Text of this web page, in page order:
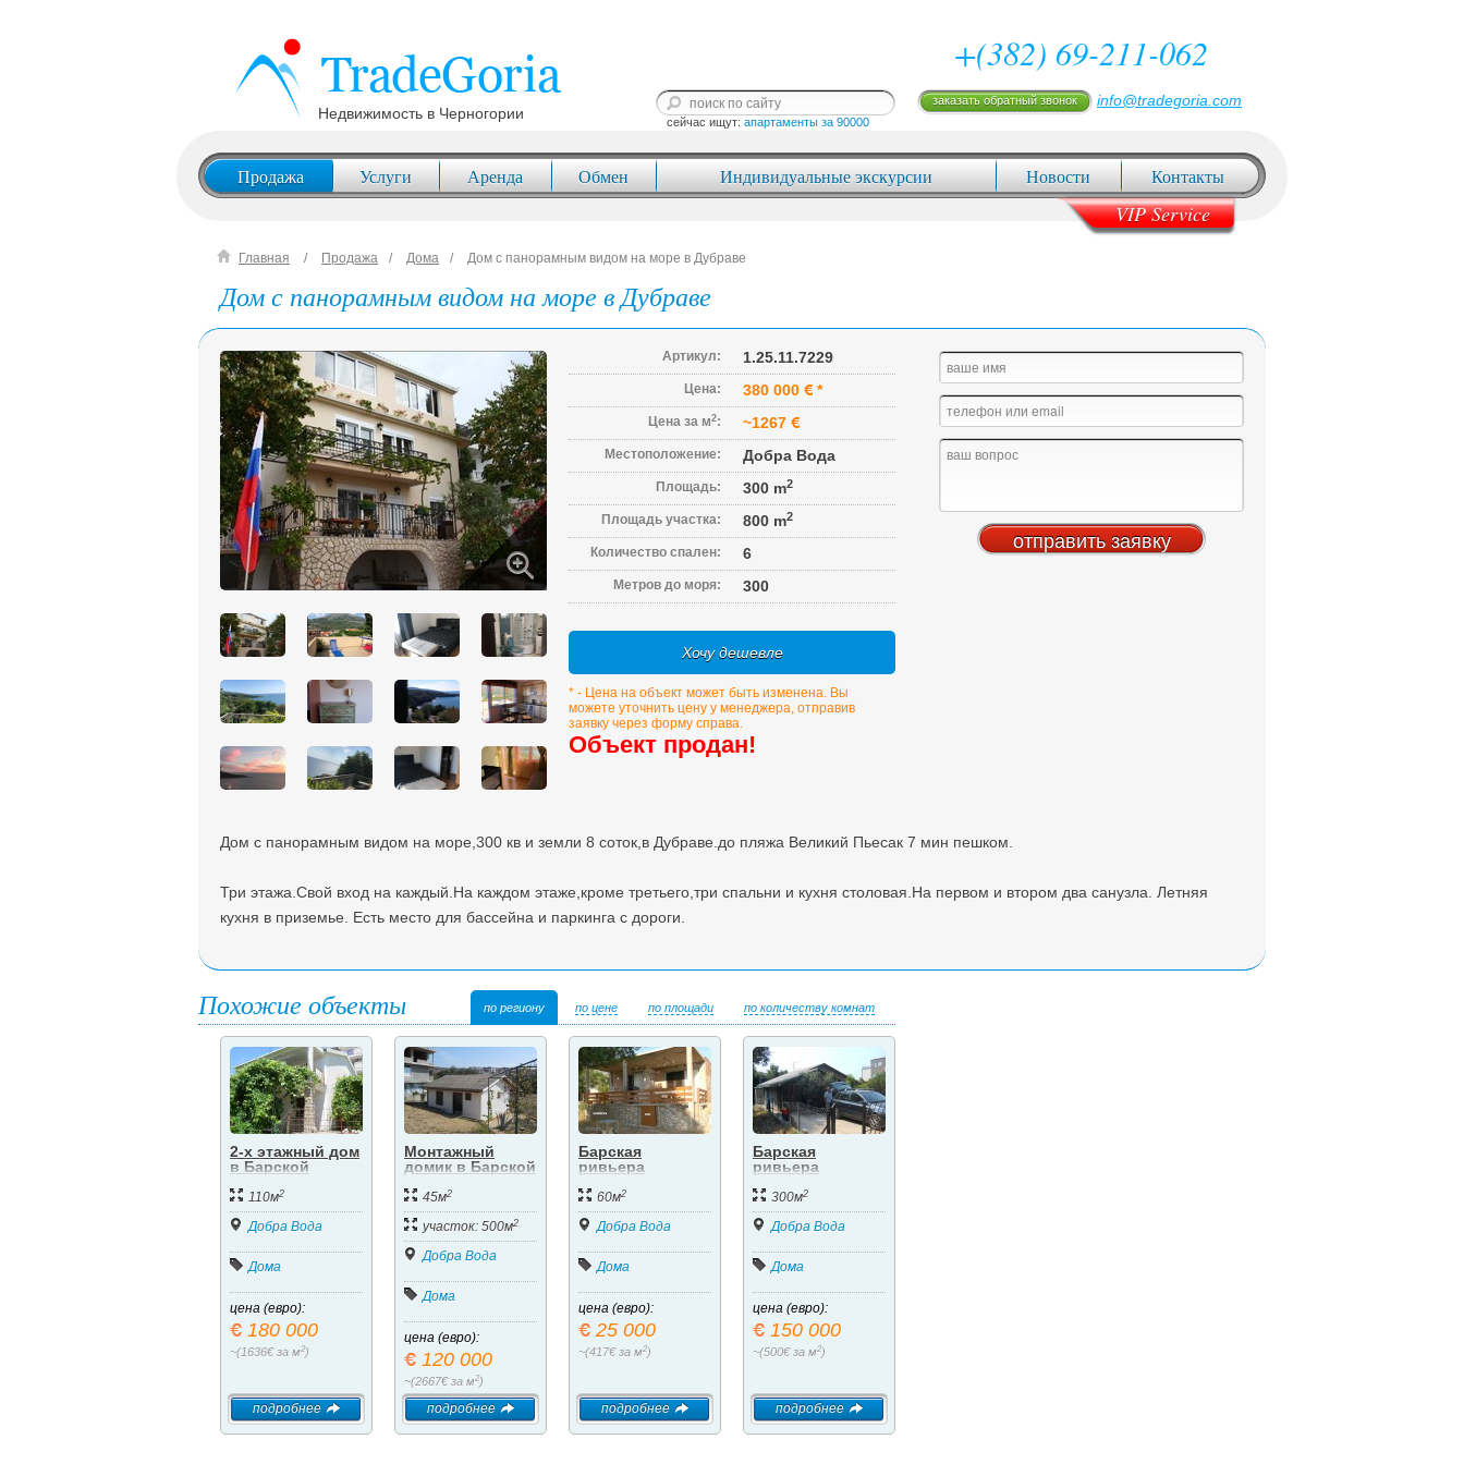
Недвижимость в Черногории
+(382) 69-211-062
сейчас ищут: апартаменты за 90000
заказать обратный звонок info@tradegoria.com
Продажа Услуги Аренда Обмен Индивидуальные экскурсии Новости Контакты
VIP Service
Главная Продажа Дома Дом с панорамным видом на море в Дубраве
Дом с панорамным видом на море в Дубраве
Артикул: 1.25.11.7229
Цена: 380 000 *
Цена за м2: ~1267
Местоположение: Добра Вода
Площадь: 300 m2
Площадь участка: 800 m2
Количество спален: 6
Метров до моря: 300
Хочу дешевле
* - Цена на объект может быть изменена. Вы
можете уточнить цену у менеджера, отправив
заявку через форму справа.
Объект продан!
Дом с панорамным видом на море,300 кв и земли 8 соток,в Дубраве.до пляжа Великий Пьесак 7 мин пешком.
Три этажа.Свой вход на каждый.На каждом этаже,кроме третьего,три спальни и кухня столовая.На первом и втором два санузла. Летняя
кухня в приземье. Есть место для бассейна и паркинга с дороги.
Похожие объекты по региону по цене по площади по количеству комнат
2-х этажный дом
в Барской
110м2
Добра Вода
Дома
цена (евро):
180 000
~(1636€ за м2)
подробнее
Монтажный
домик в Барской
45м2
участок: 500м2
Добра Вода
Дома
цена (евро):
120 000
~(2667€ за м2)
подробнее
Барская
ривьера
60м2
Добра Вода
Дома
цена (евро):
25 000
~(417€ за м2)
подробнее
Барская
ривьера
300м2
Добра Вода
Дома
цена (евро):
150 000
~(500€ за м2)
подробнее